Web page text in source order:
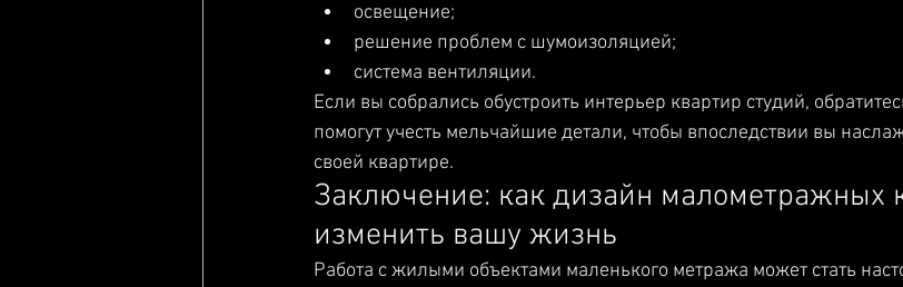
освещение;
решение проблем с шумоизоляцией;
система вентиляции.
Если вы собрались обустроить интерьер квартир студий,
помогут учесть мельчайшие детали, чтобы впоследствии вы
своей квартире.
Заключение: как дизайн малометражных
изменить вашу жизнь
Работа с жилыми объектами маленького метража может стать